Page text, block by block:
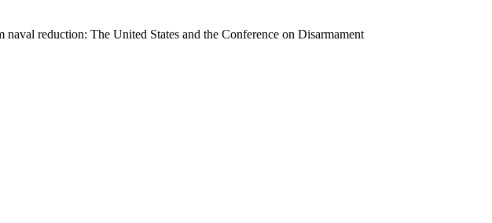
reduction: The United States and the Conference on Disarmament